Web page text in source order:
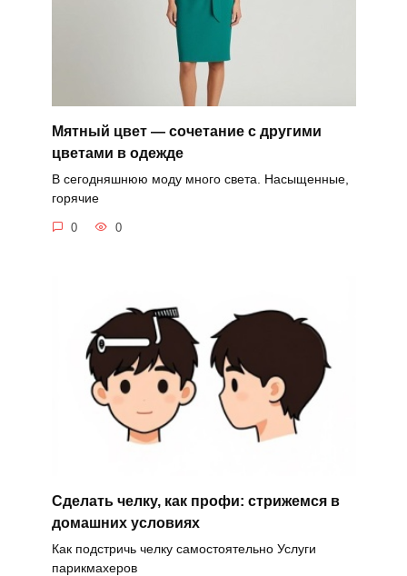
Мятный цвет — сочетание с другими
цветами в одежде
В сегодняшнюю моду много света. Насыщенные,
горячие
0 0
Сделать челку, как профи: стрижемся в
домашних условиях
Как подстричь челку самостоятельно Услуги
парикмахеров